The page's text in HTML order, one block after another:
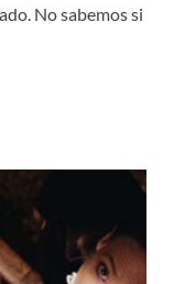
No sabemos si